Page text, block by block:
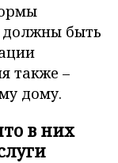
должны быть
также –
дому.
в них